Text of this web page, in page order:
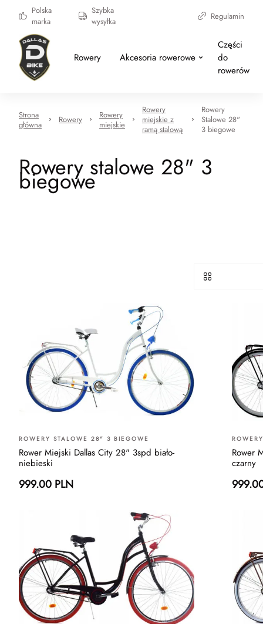
Polska
marka
Szybka
wysyłka
Regulamin
Rowery Akcesoria rowerowe
Części
do
rowerów
Strona
główna
Rowery
Rowery
miejskie
Rowery
miejskie z
ramą stalową
Rowery
Stalowe 28"
3 biegowe
Rowery stalowe 28" 3
biegowe
ROWERY STALOWE 28" 3 BIEGOWE
Rower Miejski Dallas City 28" 3spd biało-
niebieski
999.00 PLN
Rower
czarny